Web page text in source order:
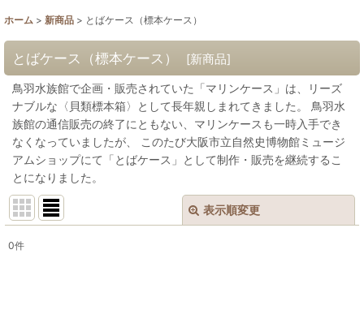
ホーム > 新商品 > とばケース（標本ケース）
とばケース（標本ケース） [新商品]
鳥羽水族館で企画・販売されていた「マリンケース」は、リーズ
ナブルな〈貝類標本箱〉として長年親しまれてきました。 鳥羽水
族館の通信販売の終了にともない、マリンケースも一時入手でき
なくなっていましたが、 このたび大阪市立自然史博物館ミュージ
アムショップにて「とばケース」として制作・販売を継続するこ
とになりました。
表示順変更
0件